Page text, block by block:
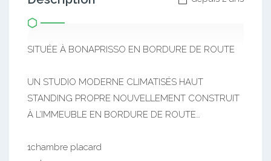
SITUÉE À BONAPRISSO EN BORDURE DE ROUTE
UN STUDIO MODERNE CLIMATISÉS HAUT
STANDING PROPRE NOUVELLEMENT CONSTRUIT
À L’IMMEUBLE EN BORDURE DE ROUTE…
1chambre placard